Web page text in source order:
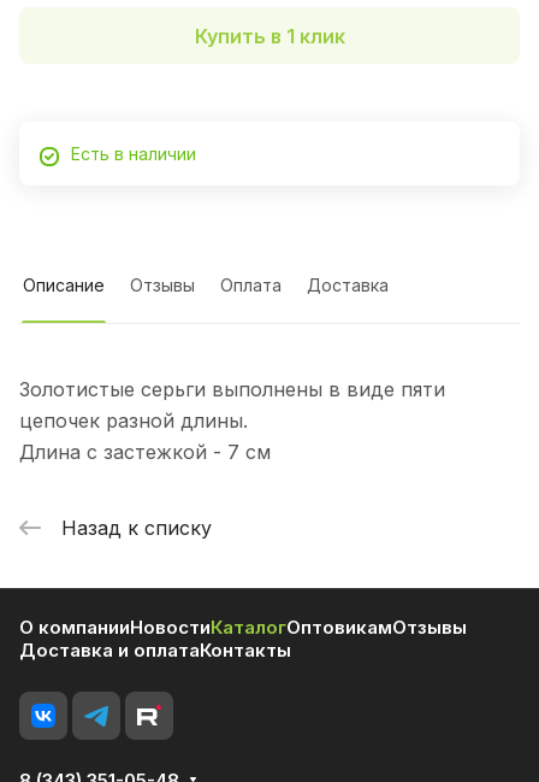
Купить в 1 клик
Есть в наличии
Описание Отзывы Оплата Доставка
Золотистые серьги выполнены в виде пяти
цепочек разной длины.
Длина с застежкой - 7 см
Назад к списку
О компанииНовостиКаталогОптовикамОтзывы
Доставка и оплатаКонтакты